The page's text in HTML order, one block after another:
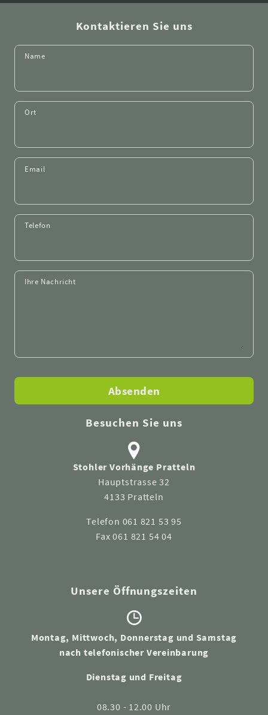
Kontaktieren Sie uns
Name
Ort
Email
Telefon
Ihre Nachricht
Absenden
Besuchen Sie uns
Stohler Vorhänge Pratteln
Hauptstrasse 32
4133 Pratteln
Telefon 061 821 53 95
Fax 061 821 54 04
Unsere Öffnungszeiten
Montag, Mittwoch, Donnerstag und Samstag
nach telefonischer Vereinbarung
Dienstag und Freitag
08.30 - 12.00 Uhr